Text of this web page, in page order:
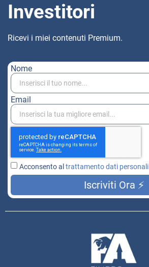
Investitori
Ricevi i miei contenuti Premium.
Nome
Email
Acconsento al trattamento dati personali
Iscriviti Ora ⚡